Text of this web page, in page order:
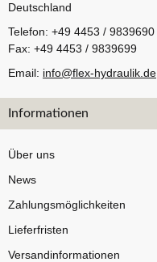
Deutschland
Telefon: +49 4453 / 9839690
Fax: +49 4453 / 9839699
Email: info@flex-hydraulik.de
Informationen
Über uns
News
Zahlungsmöglichkeiten
Lieferfristen
Versandinformationen